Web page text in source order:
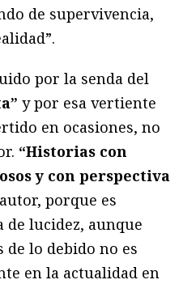
de supervivencia,
por la senda del
y por esa vertiente
en ocasiones, no
“Historias con
y con perspectiva
porque es
lucidez, aunque
de lo debido no es
en la actualidad en